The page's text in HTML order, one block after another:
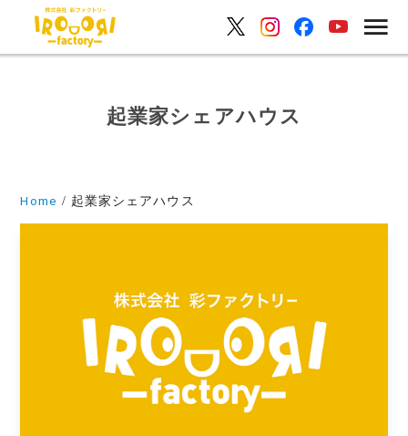
起業家シェアハウス
Home 起業家シェアハウス